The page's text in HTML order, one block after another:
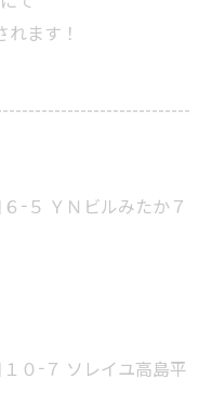
ます！
−５ ＹＮビルみたか７
０−７ ソレイユ高島平